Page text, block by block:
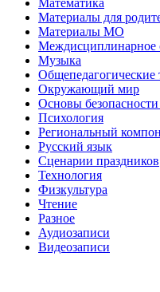
Материалы для
Материалы МО
Междисциплинарное
Музыка
Общепедагогические
Окружающий мир
Основы
Психология
Региональный
Русский язык
Сценарии праздников
Технология
Физкультура
Чтение
Разное
Аудиозаписи
Видеозаписи